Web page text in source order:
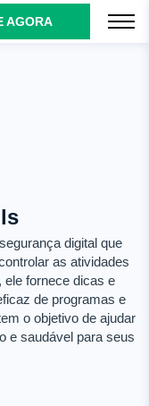
AGORA
digital que
as atividades
ele fornece dicas e
de programas e
o objetivo de ajudar
e saudável para seus